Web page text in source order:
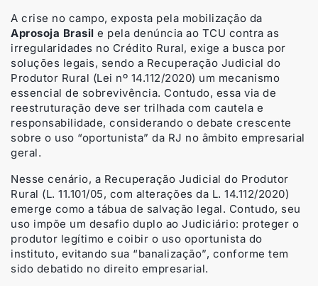
A crise no campo, exposta pela mobilização da
Aprosoja Brasil e pela denúncia ao TCU contra as
irregularidades no Crédito Rural, exige a busca por
soluções legais, sendo a Recuperação Judicial do
Produtor Rural (Lei nº 14.112/2020) um mecanismo
essencial de sobrevivência. Contudo, essa via de
reestruturação deve ser trilhada com cautela e
responsabilidade, considerando o debate crescente
sobre o uso “oportunista” da RJ no âmbito empresarial
geral.
Nesse cenário, a Recuperação Judicial do Produtor
Rural (L. 11.101/05, com alterações da L. 14.112/2020)
emerge como a tábua de salvação legal. Contudo, seu
uso impõe um desafio duplo ao Judiciário: proteger o
produtor legítimo e coibir o uso oportunista do
instituto, evitando sua “banalização”, conforme tem
sido debatido no direito empresarial.